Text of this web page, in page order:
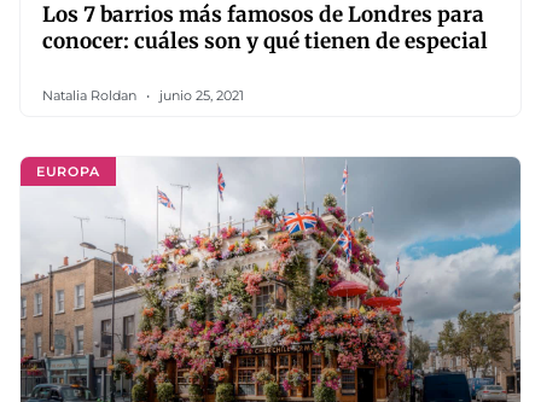
Los 7 barrios más famosos de Londres para
conocer: cuáles son y qué tienen de especial
Natalia Roldan junio 25, 2021
EUROPA